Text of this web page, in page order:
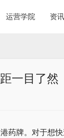
运营学院 资
一目了然
药牌。对于想